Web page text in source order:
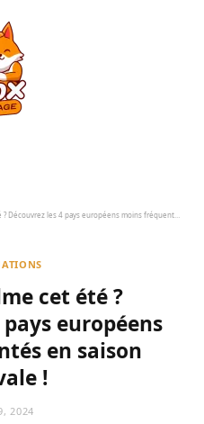
Envie de calme cet été ? Découvrez les 4 pays européens moins fréquentés en saison estivale !
cet été ?
européens
en saison
!
2024